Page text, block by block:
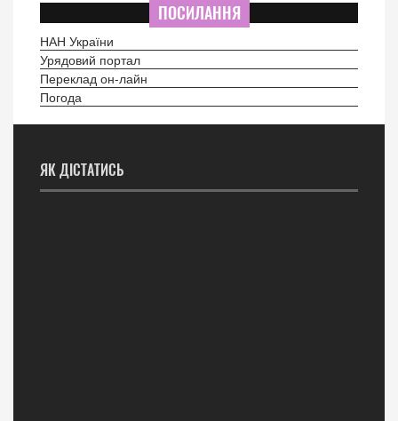
ПОСИЛАННЯ
НАН України
Урядовий портал
Переклад он-лайн
Погода
ЯК ДІСТАТИСЬ